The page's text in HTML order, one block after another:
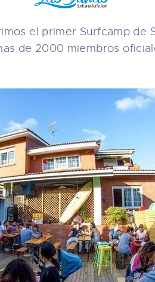
el primer Surfcamp de
de 2000 miembros